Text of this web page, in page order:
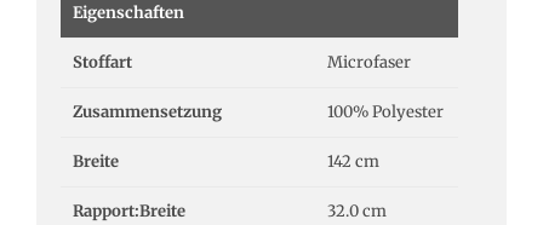
Eigenschaften
Stoffart Microfaser
Zusammensetzung 100% Polyester
Breite 142 cm
Rapport:Breite 32.0 cm